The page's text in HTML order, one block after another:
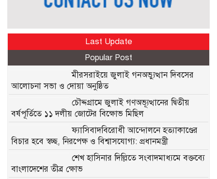
Last Update
Popular Post
মীরসরাইয়ে জুলাই গনঅভ্যুত্থান দিবসের
আলোচনা সভা ও দোয়া অনুষ্ঠিত
চৌদ্দগ্রামে জুলাই গণঅভ্যূত্থানের দ্বিতীয়
বর্ষপূর্তিতে ১১ দলীয় জোটের বিক্ষোভ মিছিল
ফ্যাসিবাদবিরোধী আন্দোলনে হত্যাকাণ্ডের
বিচার হবে স্বচ্ছ, নিরপেক্ষ ও বিশ্বাসযোগ্য: প্রধানমন্ত্রী
শেখ হাসিনার দিল্লিতে সংবাদমাধ্যমে বক্তব্যে
বাংলাদেশের তীব্র ক্ষোভ